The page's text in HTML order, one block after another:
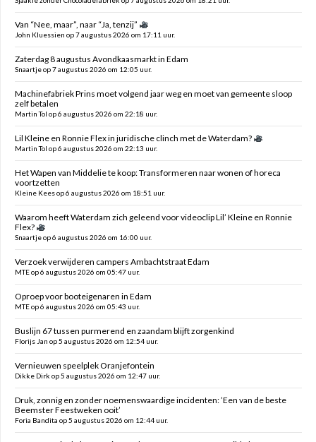
Van “Nee, maar”, naar “Ja, tenzij”
John Kluessien op 7 augustus 2026 om 17:11 uur.
Zaterdag 8 augustus Avondkaasmarkt in Edam
Snaartje op 7 augustus 2026 om 12:05 uur.
Machinefabriek Prins moet volgend jaar weg en moet van gemeente sloop
zelf betalen
Martin Tol op 6 augustus 2026 om 22:18 uur.
Lil Kleine en Ronnie Flex in juridische clinch met de Waterdam?
Martin Tol op 6 augustus 2026 om 22:13 uur.
Het Wapen van Middelie te koop: Transformeren naar wonen of horeca
voortzetten
Kleine Kees op 6 augustus 2026 om 18:51 uur.
Waarom heeft Waterdam zich geleend voor videoclip Lil’ Kleine en Ronnie
Flex?
Snaartje op 6 augustus 2026 om 16:00 uur.
Verzoek verwijderen campers Ambachtstraat Edam
MTE op 6 augustus 2026 om 05:47 uur.
Oproep voor booteigenaren in Edam
MTE op 6 augustus 2026 om 05:43 uur.
Buslijn 67 tussen purmerend en zaandam blijft zorgenkind
Florijs Jan op 5 augustus 2026 om 12:54 uur.
Vernieuwen speelplek Oranjefontein
Dikke Dirk op 5 augustus 2026 om 12:47 uur.
Druk, zonnig en zonder noemenswaardige incidenten: ’Een van de beste
Beemster Feestweken ooit’
Foria Bandita op 5 augustus 2026 om 12:44 uur.